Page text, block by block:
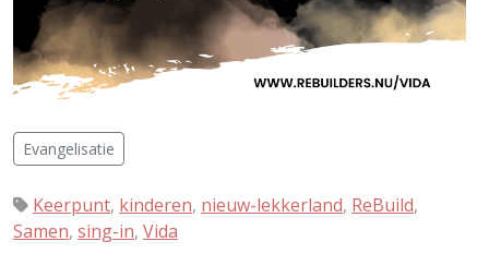
Evangelisatie
Keerpunt, kinderen, nieuw-lekkerland, ReBuild,
Samen, sing-in, Vida